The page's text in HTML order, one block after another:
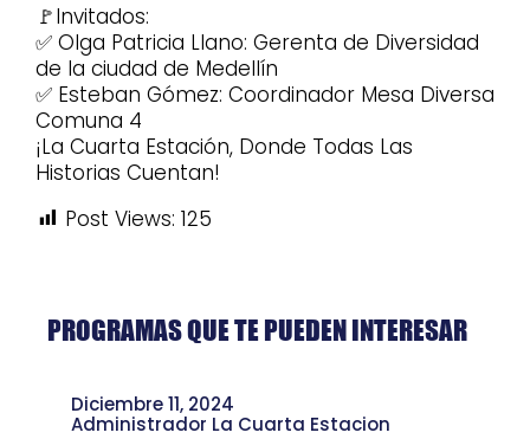
🚩Invitados:
✅ Olga Patricia Llano: Gerenta de Diversidad
de la ciudad de Medellín
✅ Esteban Gómez: Coordinador Mesa Diversa
Comuna 4
¡La Cuarta Estación, Donde Todas Las
Historias Cuentan!
Post Views: 125
PROGRAMAS QUE TE PUEDEN INTERESAR
Diciembre 11, 2024
Administrador La Cuarta Estacion